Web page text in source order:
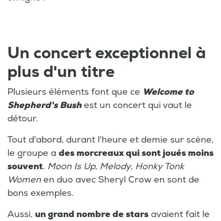
Un concert exceptionnel à
plus d'un titre
Plusieurs éléments font que ce Welcome to
Shepherd's Bushest un concert qui vaut le
détour.
Tout d'abord, durant l'heure et demie sur scène,
le groupe a des morcreaux qui sont joués moins
souvent. Moon Is Up, Melody, Honky Tonk
Women en duo avec Sheryl Crow en sont de
bons exemples.
Aussi, un grand nombre de stars avaient fait le